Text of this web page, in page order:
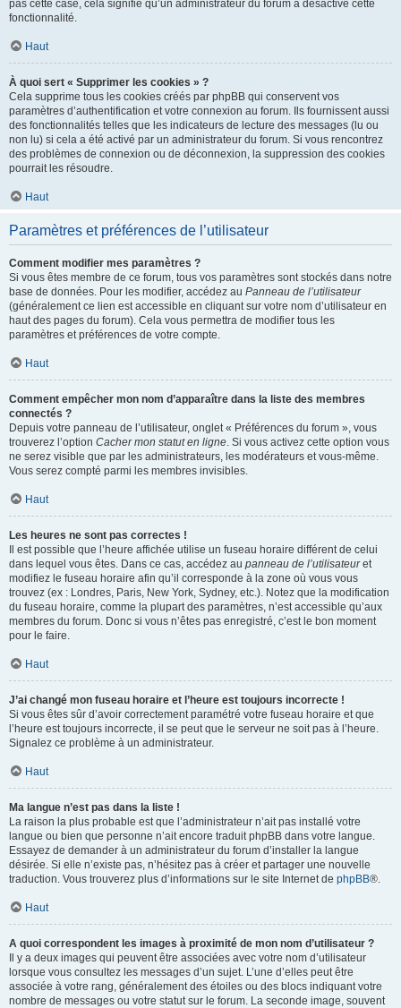
pas cette case, cela signifie qu’un administrateur du forum a désactivé cette
fonctionnalité.
Haut
À quoi sert « Supprimer les cookies » ?
Cela supprime tous les cookies créés par phpBB qui conservent vos
paramètres d’authentification et votre connexion au forum. Ils fournissent aussi
des fonctionnalités telles que les indicateurs de lecture des messages (lu ou
non lu) si cela a été activé par un administrateur du forum. Si vous rencontrez
des problèmes de connexion ou de déconnexion, la suppression des cookies
pourrait les résoudre.
Haut
Paramètres et préférences de l’utilisateur
Comment modifier mes paramètres ?
Si vous êtes membre de ce forum, tous vos paramètres sont stockés dans notre
base de données. Pour les modifier, accédez au Panneau de l’utilisateur
(généralement ce lien est accessible en cliquant sur votre nom d’utilisateur en
haut des pages du forum). Cela vous permettra de modifier tous les
paramètres et préférences de votre compte.
Haut
Comment empêcher mon nom d’apparaître dans la liste des membres
connectés ?
Depuis votre panneau de l’utilisateur, onglet « Préférences du forum », vous
trouverez l’option Cacher mon statut en ligne. Si vous activez cette option vous
ne serez visible que par les administrateurs, les modérateurs et vous-même.
Vous serez compté parmi les membres invisibles.
Haut
Les heures ne sont pas correctes !
Il est possible que l’heure affichée utilise un fuseau horaire différent de celui
dans lequel vous êtes. Dans ce cas, accédez au panneau de l’utilisateuret
modifiez le fuseau horaire afin qu’il corresponde à la zone où vous vous
trouvez (ex : Londres, Paris, New York, Sydney, etc.). Notez que la modification
du fuseau horaire, comme la plupart des paramètres, n’est accessible qu’aux
membres du forum. Donc si vous n’êtes pas enregistré, c’est le bon moment
pour le faire.
Haut
J’ai changé mon fuseau horaire et l’heure est toujours incorrecte !
Si vous êtes sûr d’avoir correctement paramétré votre fuseau horaire et que
l’heure est toujours incorrecte, il se peut que le serveur ne soit pas à l’heure.
Signalez ce problème à un administrateur.
Haut
Ma langue n’est pas dans la liste !
La raison la plus probable est que l’administrateur n’ait pas installé votre
langue ou bien que personne n’ait encore traduit phpBB dans votre langue.
Essayez de demander à un administrateur du forum d’installer la langue
désirée. Si elle n’existe pas, n’hésitez pas à créer et partager une nouvelle
traduction. Vous trouverez plus d’informations sur le site Internet de phpBB®.
Haut
A quoi correspondent les images à proximité de mon nom d’utilisateur ?
Il y a deux images qui peuvent être associées avec votre nom d’utilisateur
lorsque vous consultez les messages d’un sujet. L’une d’elles peut être
associée à votre rang, généralement des étoiles ou des blocs indiquant votre
nombre de messages ou votre statut sur le forum. La seconde image, souvent